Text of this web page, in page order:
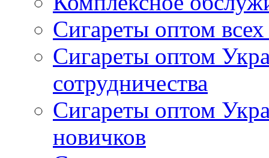
Сигареты оптом
Сигареты оптом
сотрудничества
Сигареты оптом
новичков